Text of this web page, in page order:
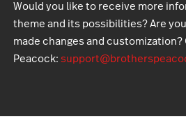
Would you like to receive more
theme and its possibilities? Are
made changes and
Peacock: